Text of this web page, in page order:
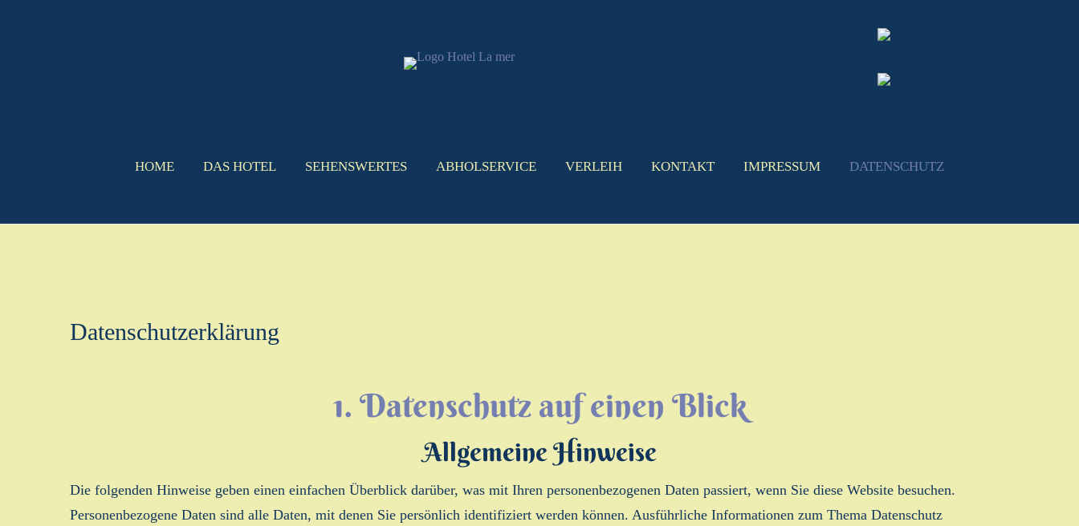
HOME DAS HOTEL SEHENSWERTES ABHOLSERVICE VERLEIH KONTAKT IMPRESSUM DATENSCHUTZ
Datenschutz­erklärung
1. Datenschutz auf einen Blick
Allgemeine Hinweise
Die folgenden Hinweise geben einen einfachen Überblick darüber, was mit Ihren personenbezogenen Daten passiert, wenn Sie diese Website besuchen.
Personenbezogene Daten sind alle Daten, mit denen Sie persönlich identifiziert werden können. Ausführliche Informationen zum Thema Datenschutz